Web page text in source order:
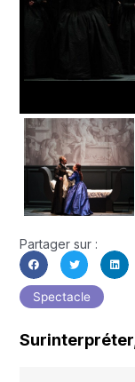
Partager sur :
Spectacle